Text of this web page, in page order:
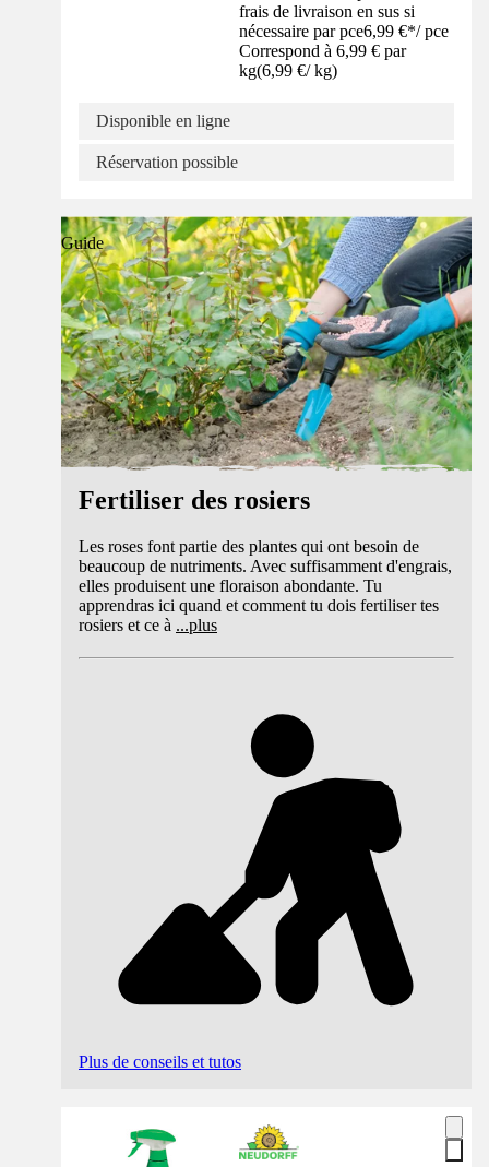
frais de livraison en sus si
nécessaire par pce6,99 €*/ pce
Correspond à 6,99 € par
kg(6,99 €/ kg)
Disponible en ligne
Réservation possible
Guide
Fertiliser des rosiers
Les roses font partie des plantes qui ont besoin de
beaucoup de nutriments. Avec suffisamment d'engrais,
elles produisent une floraison abondante. Tu
apprendras ici quand et comment tu dois fertiliser tes
rosiers et ce à ...plus
Plus de conseils et tutos